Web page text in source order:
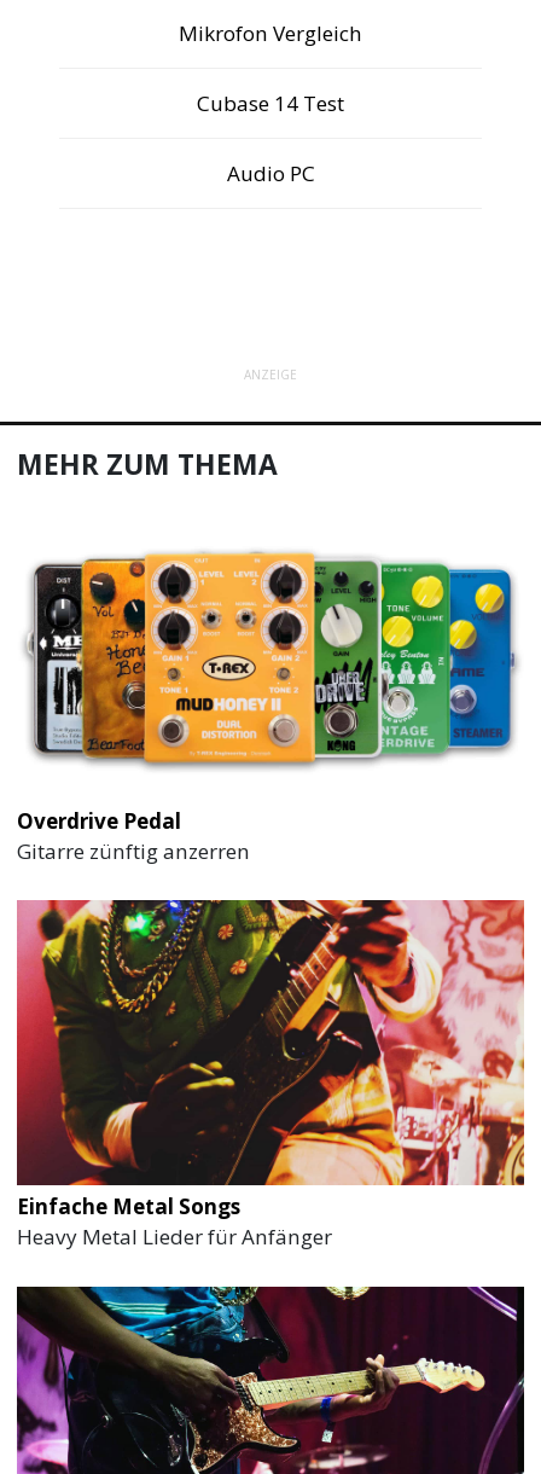
Mikrofon Vergleich
Cubase 14 Test
Audio PC
ANZEIGE
MEHR ZUM THEMA
Overdrive Pedal
Gitarre zünftig anzerren
Einfache Metal Songs
Heavy Metal Lieder für Anfänger